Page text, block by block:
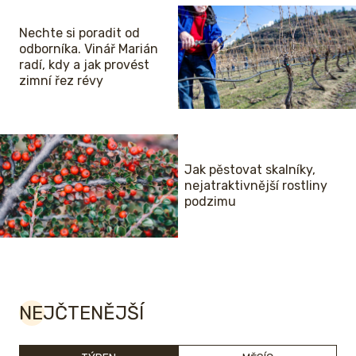
Nechte si poradit od
odborníka. Vinář Marián
radí, kdy a jak provést
zimní řez révy
Jak pěstovat skalníky,
nejatraktivnější rostliny
podzimu
NEJČTENĚJŠÍ